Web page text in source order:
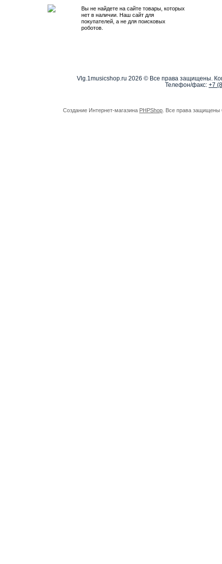
Вы не найдете на сайте товары, которых
нет в наличии. Наш сайт для
покупателей, а не для поисковых
роботов.
Vlg.1musicshop.ru 2026 © Все права защищены.
Телефон/факс: +7
Создание Интернет-магазина PHPShop . Все права защищены